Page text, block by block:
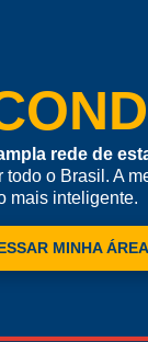
rede de
todo o Brasil. A
mais inteligente.
MINHA ÁREA